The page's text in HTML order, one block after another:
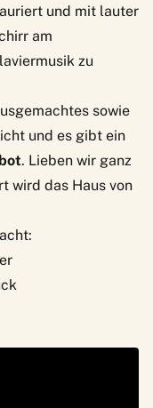
und mit lauter
am
zu
sowie
und es gibt ein
. Lieben wir ganz
wird das Haus von